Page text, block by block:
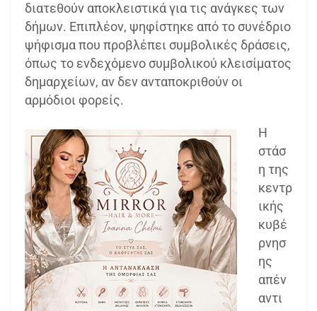
διατεθούν αποκλειστικά για τις ανάγκες των
δήμων. Επιπλέον, ψηφίστηκε από το συνέδριο
ψήφισμα που προβλέπει συμβολικές δράσεις,
όπως το ενδεχόμενο συμβολικού κλεισίματος
δημαρχείων, αν δεν ανταποκριθούν οι
αρμόδιοι φορείς.
Η
στάσ
η της
κεντρ
ικής
κυβέ
ρνησ
ης
απέν
αντι